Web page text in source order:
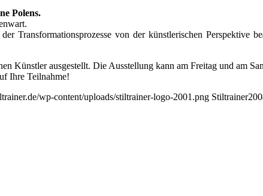
Polens.
Transformationsprozesse von der künstlerischen Perspektive
Künstler ausgestellt. Die Ausstellung kann am Freitag und am
Ihre Teilnahme!
wp-content/uploads/stiltrainer-logo-2001.png Stiltrainer